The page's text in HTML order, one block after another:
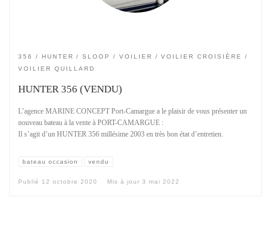
356 HUNTER SLOOP VOILIER
VOILIER CROISIÈRE
VOILIER QUILLARD
HUNTER 356 (VENDU)
L’agence MARINE CONCEPT Port-Camargue a le plaisir de vous présenter un
nouveau bateau à la vente à PORT-CAMARGUE :
Il s’agit d’un HUNTER 356 millésime 2003 en très bon état d’entretien.
bateau occasion vendu
Publié 12 octobre 2020 Mis à jour 3 mai 2022